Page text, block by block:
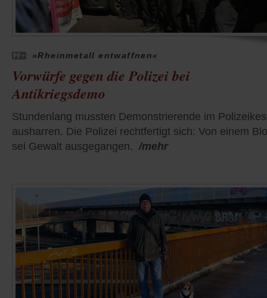
»Rheinmetall entwaffnen«
Vorwürfe gegen die Polizei bei
Antikriegsdemo
Stundenlang mussten Demonstrierende im
ausharren. Die Polizei rechtfertigt sich: Von einem
sei Gewalt ausgegangen. /mehr